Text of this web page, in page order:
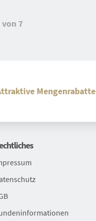
von 7
Mengenrabatte